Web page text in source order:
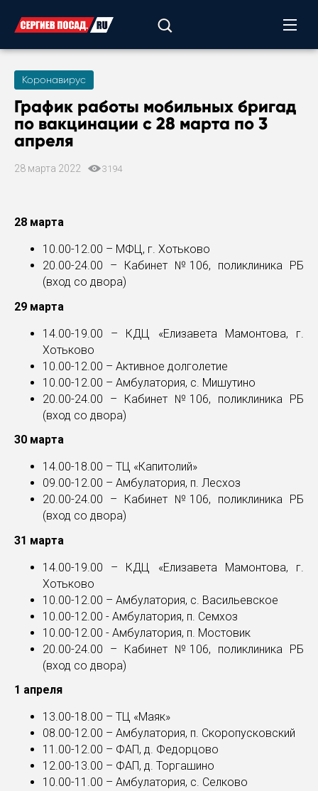
Коронавирус
График работы мобильных бригад
по вакцинации с 28 марта по 3
апреля
28 марта 2022 3194
28 марта
10.00-12.00 – МФЦ, г. Хотьково
20.00-24.00 – Кабинет №106, поликлиника РБ
(вход со двора)
29 марта
14.00-19.00 – КДЦ «Елизавета Мамонтова, г.
Хотьково
10.00-12.00 – Активное долголетие
10.00-12.00 – Амбулатория, с. Мишутино
20.00-24.00 – Кабинет №106, поликлиника РБ
(вход со двора)
30 марта
14.00-18.00 – ТЦ «Капитолий»
09.00-12.00 – Амбулатория, п. Лесхоз
20.00-24.00 – Кабинет №106, поликлиника РБ
(вход со двора)
31 марта
14.00-19.00 – КДЦ «Елизавета Мамонтова, г.
Хотьково
10.00-12.00 – Амбулатория, с. Васильевское
10.00-12.00 - Амбулатория, п. Семхоз
10.00-12.00 - Амбулатория, п. Мостовик
20.00-24.00 – Кабинет №106, поликлиника РБ
(вход со двора)
1 апреля
13.00-18.00 – ТЦ «Маяк»
08.00-12.00 – Амбулатория, п. Скоропусковский
11.00-12.00 – ФАП, д. Федорцово
12.00-13.00 – ФАП, д. Торгашино
10.00-11.00 – Амбулатория, с. Селково